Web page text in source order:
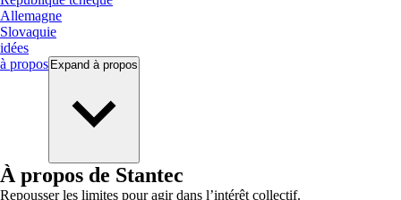
Allemagne
Slovaquie
idées
à propos Expand à propos
À propos de Stantec
Repousser les limites pour agir dans l’intérêt collectif.